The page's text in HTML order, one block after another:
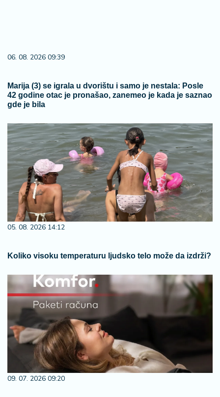
06. 08. 2026 09:39
Marija (3) se igrala u dvorištu i samo je nestala: Posle
42 godine otac je pronašao, zanemeo je kada je saznao
gde je bila
05. 08. 2026 14:12
Koliko visoku temperaturu ljudsko telo može da izdrži?
09. 07. 2026 09:20